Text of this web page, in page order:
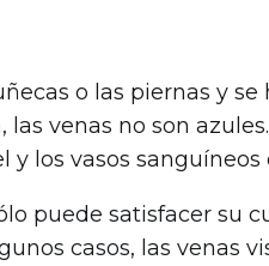
o las piernas y
venas no son
los vasos sanguíneos
puede satisfacer su
casos, las venas